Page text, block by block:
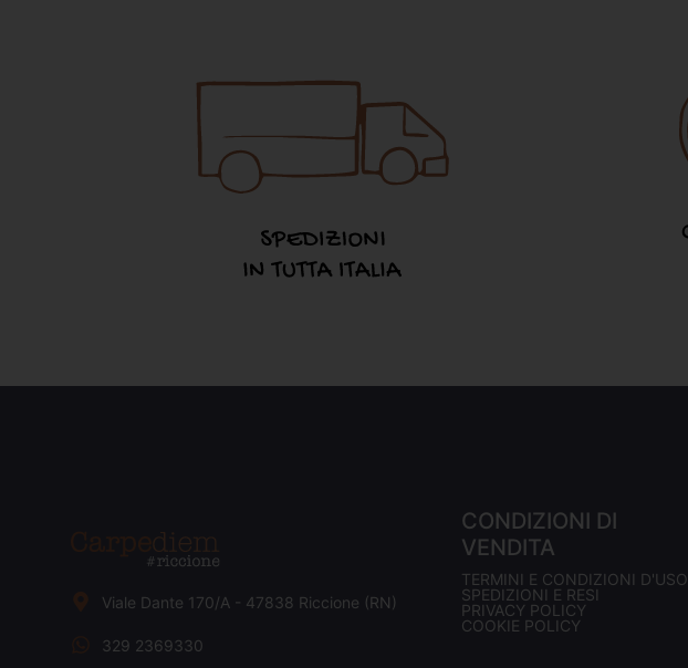
Viale Dante 170/A - 47838 Riccione (RN)
329 2369330
CONDIZIONI DI
VENDITA
TERMINI E CONDIZIONI D'USO
SPEDIZIONI E RESI
PRIVACY POLICY
COOKIE POLICY